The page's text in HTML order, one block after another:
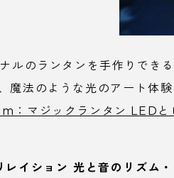
ルのランタンを手作りできる
魔法のような光のアート体験
マジックランタン LEDと
イション 光と音のリズム・